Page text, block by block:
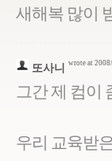
새해복 많이
또사니 wrote at
그간 제 컴이
우리 교육받